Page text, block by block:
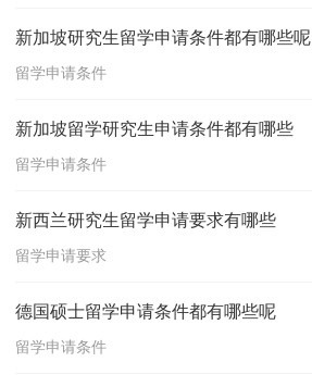
新加坡研究生留学申请条件都有哪些呢
留学申请条件
新加坡留学研究生申请条件都有哪些
留学申请条件
新西兰研究生留学申请要求有哪些
留学申请要求
德国硕士留学申请条件都有哪些呢
留学申请条件